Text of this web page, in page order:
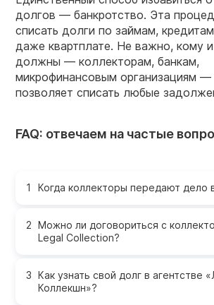
долгов — банкротство. Эта
списать долги по займам,
даже квартплате. Не важно, кому
должны — коллекторам, банкам,
микрофинансовым организациям —
позволяет списать любые
FAQ: отвечаем на частые
Когда коллекторы передают дело
Можно ли договориться с
Legal Collection?
Как узнать свой долг в агентстве
Коллекшн»?